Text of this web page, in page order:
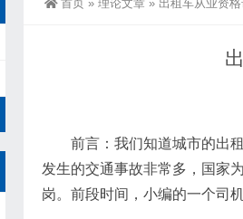
首页 » 理论文章 » 出租车从业资
前言：我们知道城市的出
发生的交通事故非常多，国家
岗。前段时间，小编的一个司